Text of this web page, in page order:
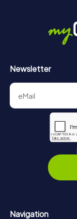
Newsletter
Navigation